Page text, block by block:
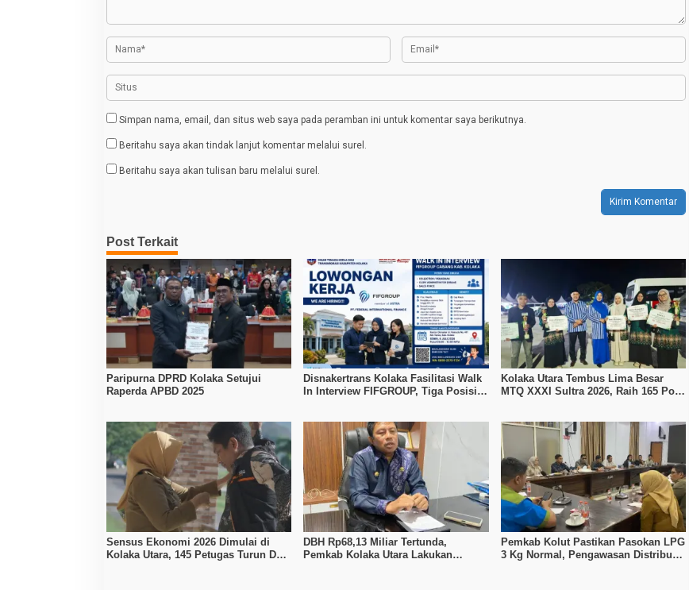
p
s
Simpan nama, email, dan situs web saya pada peramban ini untuk komentar saya berikutnya.
Beritahu saya akan tindak lanjut komentar melalui surel.
Beritahu saya akan tulisan baru melalui surel.
Post Terkait
Paripurna DPRD Kolaka Setujui
Raperda APBD 2025
Disnakertrans Kolaka Fasilitasi Walk
In Interview FIFGROUP, Tiga Posisi
Kolaka Utara Tembus Lima Besar
MTQ XXXI Sultra 2026, Raih 165 Poin
Sensus Ekonomi 2026 Dimulai di
Kolaka Utara, 145 Petugas Turun Data
DBH Rp68,13 Miliar Tertunda,
Pemkab Kolaka Utara Lakukan
Pemkab Kolut Pastikan Pasokan LPG
3 Kg Normal, Pengawasan Distribusi